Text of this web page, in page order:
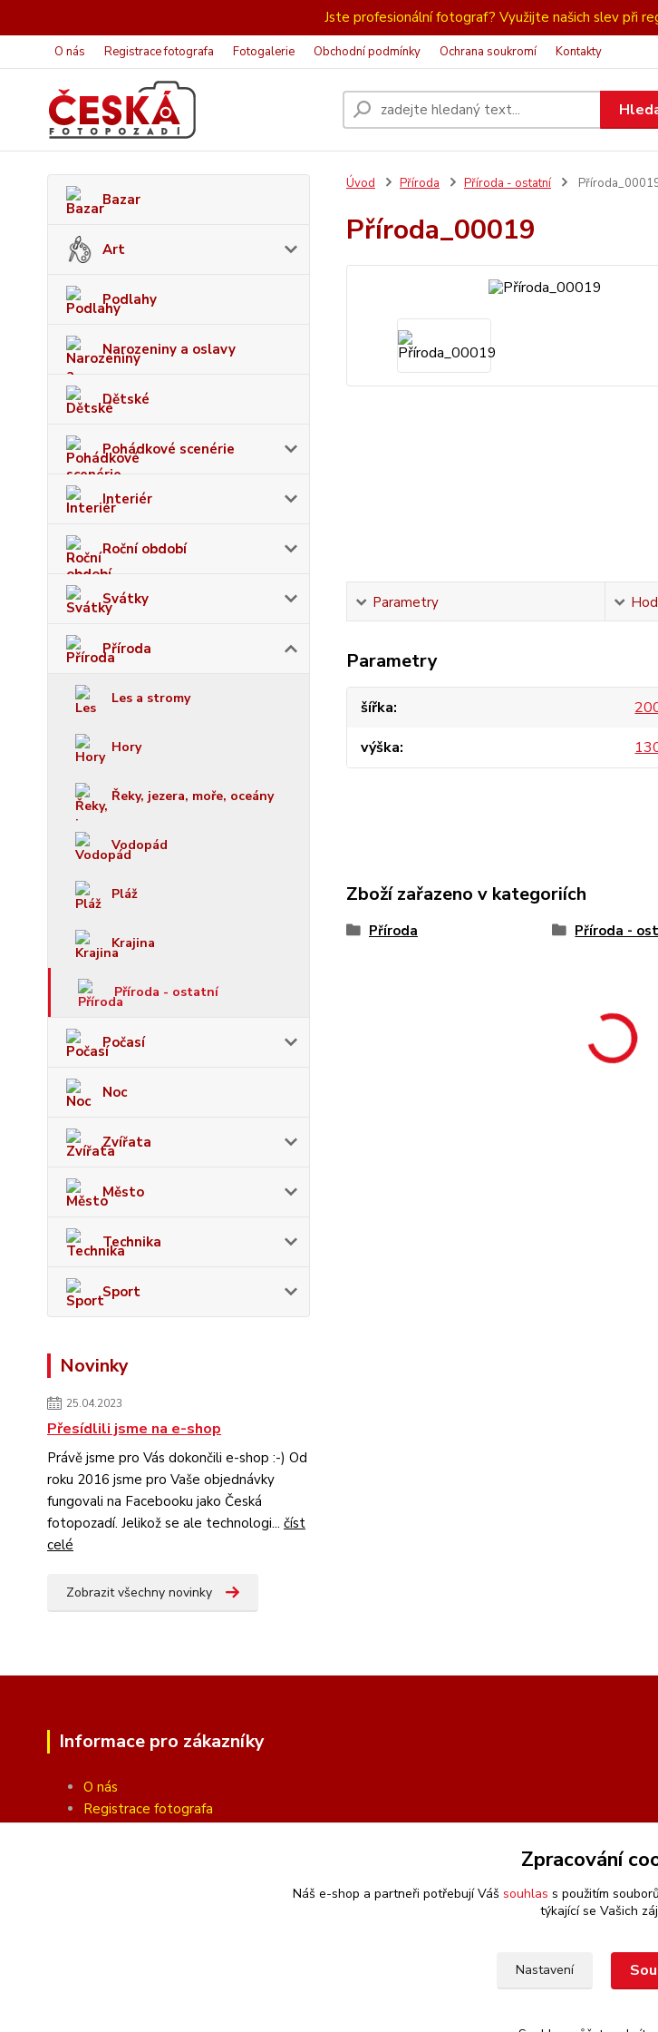
Jste profesionální fotograf? Využijte našich slev při
O nás Registrace fotografa Fotogalerie Obchodní podmínky Ochrana soukromí Kontakty
Bazar
Art
Podlahy
Narozeniny a oslavy
Dětské
Pohádkové scenérie
Interiér
Roční období
Svátky
Příroda
Les a stromy
Hory
Řeky, jezera, moře, oceány
Vodopád
Pláž
Krajina
Příroda - ostatní
Počasí
Noc
Zvířata
Město
Technika
Sport
Novinky
25.04.2023
Přesídlili jsme na e-shop
Právě jsme pro Vás dokončili e-shop :-) Od
roku 2016 jsme pro Vaše objednávky
fungovali na Facebooku jako Česká
fotopozadí. Jelikož se ale technologi... číst
celé
Zobrazit všechny novinky
Úvod Příroda Příroda - ostatní
Příroda_00019
Parametry
Parametry
šířka
výška
Zboží zařazeno v kategoriích
Příroda Příroda -
Informace pro zákazníky
O nás
Registrace fotografa
Zpracování
Náš e-shop a partneři potřebují Váš souhlas s použitím
týkající se Vašich
Nastavení